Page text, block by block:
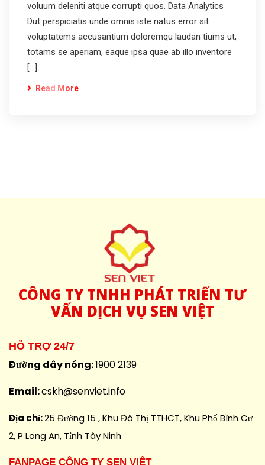
voluum deleniti atque corrupti quos. Data Analytics
Dut perspiciatis unde omnis iste natus error sit
voluptatems accusantium doloremqu laudan tiums ut,
totams se aperiam, eaque ipsa quae ab illo inventore
[…]
Read More
CÔNG TY TNHH PHÁT TRIỂN TƯ
VẤN DỊCH VỤ SEN VIỆT
HỖ TRỢ 24/7
Đường dây nóng:1900 2139
Email:cskh@senviet.info
Địa chỉ:25 Đường 15 , Khu Đô Thị TTHCT, Khu Phố Bình Cư
2, P Long An, Tỉnh Tây Ninh
FANPAGE CÔNG TY SEN VIỆT